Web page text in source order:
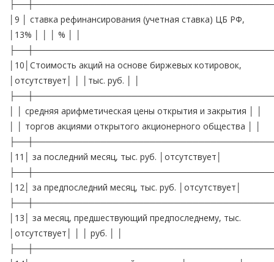
│9 │ ставка рефинансирования (учетная ставка) ЦБ РФ,
│13% │ │ │ % │ │
│10│Стоимость акций на основе биржевых котировок,
│отсутствует│ │ │тыс. руб. │ │
│ │ средняя арифметическая цены открытия и закрытия │ │
│ │ торгов акциями открытого акционерного общества │ │
│11│ за последний месяц, тыс. руб. │отсутствует│
│12│ за предпоследний месяц, тыс. руб. │отсутствует│
│13│ за месяц, предшествующий предпоследнему, тыс.
│отсутствует│ │ │ руб. │ │